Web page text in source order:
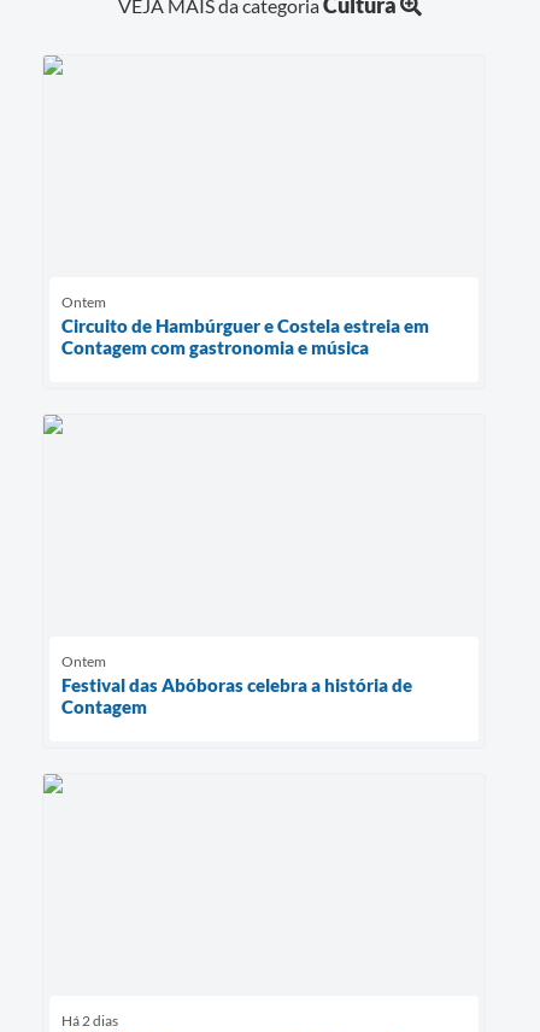
VEJA MAIS da categoria
Ontem
Circuito de Hambúrguer e Costela estreia em
Contagem com gastronomia e música
Ontem
Festival das Abóboras celebra a história de
Contagem
Há 2 dias